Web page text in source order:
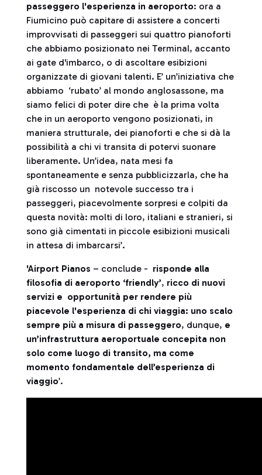
passeggero l'esperienza in aeroporto: ora a
Fiumicino può capitare di assistere a concerti
improvvisati di passeggeri sui quattro pianoforti
che abbiamo posizionato nei Terminal, accanto
ai gate d'imbarco, o di ascoltare esibizioni
organizzate di giovani talenti. E’ un’iniziativa che
abbiamo ‘rubato’ al mondo anglosassone, ma
siamo felici di poter dire che è la prima volta
che in un aeroporto vengono posizionati, in
maniera strutturale, dei pianoforti e che si dà la
possibilità a chi vi transita di potervi suonare
liberamente. Un’idea, nata mesi fa
spontaneamente e senza pubblicizzarla, che ha
già riscosso un notevole successo tra i
passeggeri, piacevolmente sorpresi e colpiti da
questa novità: molti di loro, italiani e stranieri, si
sono già cimentati in piccole esibizioni musicali
in attesa di imbarcarsi’.
'Airport Pianos – conclude - risponde alla
filosofia di aeroporto ‘friendly’, ricco di nuovi
servizi e opportunità per rendere più
piacevole l'esperienza di chi viaggia: uno scalo
sempre più a misura di passeggero, dunque, e
un’infrastruttura aeroportuale concepita non
solo come luogo di transito, ma come
momento fondamentale dell’esperienza di
viaggio’.